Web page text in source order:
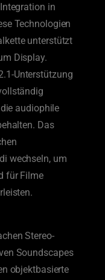
in
Technologien
unterstützt
Display.
Unterstützung
audiophile
Das
wechseln, um
für Filme
Stereo-
Soundscapes
objektbasierte